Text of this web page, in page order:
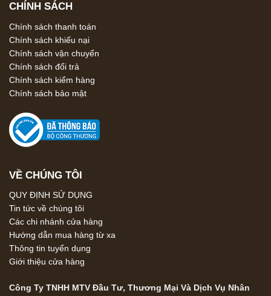
CHÍNH SÁCH
Chính sách thanh toán
Chính sách khiếu nại
Chính sách vận chuyển
Chính sách đổi trả
Chính sách kiểm hàng
Chính sách bảo mật
VỀ CHÚNG TÔI
QUY ĐỊNH SỬ DỤNG
Tin tức về chúng tôi
Các chi nhánh cửa hàng
Hướng dẫn mua hàng từ xa
Thông tin tuyển dụng
Giới thiệu cửa hàng
Công Ty TNHH MTV Đầu Tư, Thương Mại Và Dịch Vụ Nhân